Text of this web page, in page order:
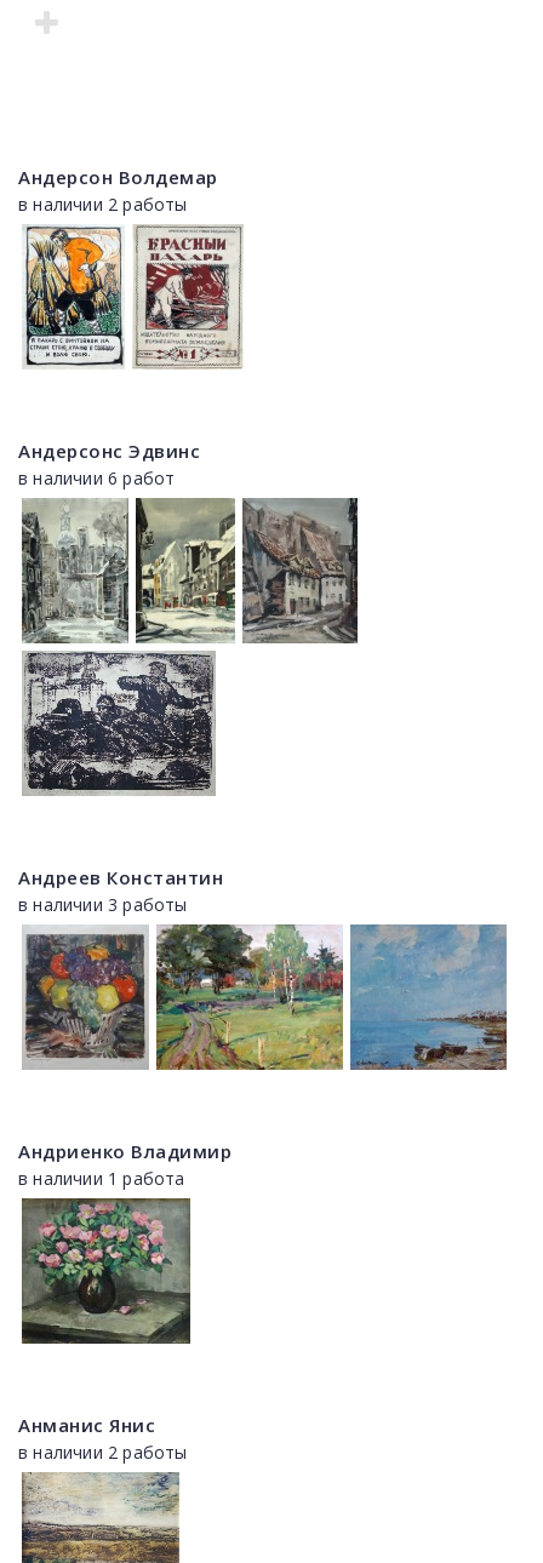
Андерсон Волдемар
в наличии 2 работы
Андерсонс Эдвинс
в наличии 6 работ
Андреев Константин
в наличии 3 работы
Андриенко Владимир
в наличии 1 работа
Анманис Янис
в наличии 2 работы